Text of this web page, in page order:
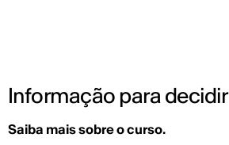
Informação para decidir
Saiba mais sobre o curso.